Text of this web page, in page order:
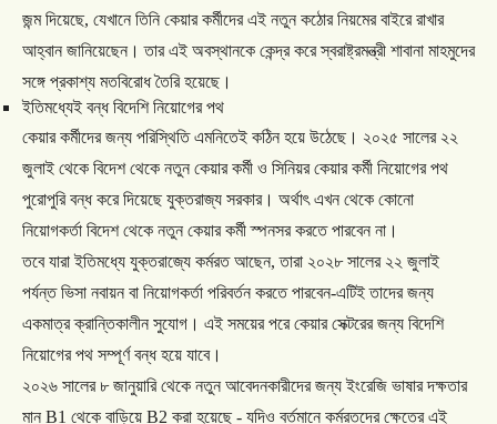
জন্ম দিয়েছে, যেখানে তিনি কেয়ার কর্মীদের এই নতুন কঠোর নিয়মের বাইরে রাখার
আহ্বান জানিয়েছেন। তার এই অবস্থানকে কেন্দ্র করে স্বরাষ্ট্রমন্ত্রী শাবানা মাহমুদের
সঙ্গে প্রকাশ্য মতবিরোধ তৈরি হয়েছে।
ইতিমধ্যেই বন্ধ বিদেশি নিয়োগের পথ
কেয়ার কর্মীদের জন্য পরিস্থিতি এমনিতেই কঠিন হয়ে উঠেছে। ২০২৫ সালের ২২
জুলাই থেকে বিদেশ থেকে নতুন কেয়ার কর্মী ও সিনিয়র কেয়ার কর্মী নিয়োগের পথ
পুরোপুরি বন্ধ করে দিয়েছে যুক্তরাজ্য সরকার। অর্থাৎ এখন থেকে কোনো
নিয়োগকর্তা বিদেশ থেকে নতুন কেয়ার কর্মী স্পনসর করতে পারবেন না।
তবে যারা ইতিমধ্যে যুক্তরাজ্যে কর্মরত আছেন,তারা ২০২৮ সালের ২২ জুলাই
পর্যন্ত ভিসা নবায়ন বা নিয়োগকর্তা পরিবর্তন করতে পারবেন-এটিই তাদের জন্য
একমাত্র ক্রান্তিকালীন সুযোগ। এই সময়ের পরে কেয়ার সেক্টরের জন্য বিদেশি
নিয়োগের পথ সম্পূর্ণ বন্ধ হয়ে যাবে।
২০২৬ সালের ৮ জানুয়ারি থেকে নতুন আবেদনকারীদের জন্য ইংরেজি ভাষার দক্ষতার
মান B1 থেকে বাড়িয়ে B2 করা হয়েছে- যদিও বর্তমানে কর্মরতদের ক্ষেত্রে এই